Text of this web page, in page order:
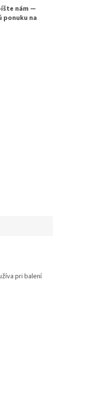
nám —
ponuku na
pri balení